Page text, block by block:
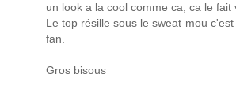
un look a la cool comme ca, ca le fait
Le top résille sous le sweat mou
fan.
Gros bisous